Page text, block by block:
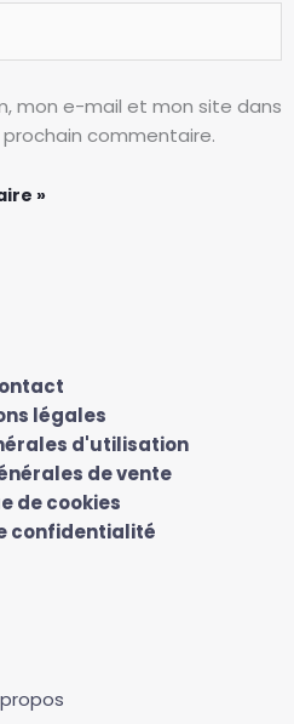
mon e-mail et mon site dans
commentaire.
légales
d'utilisation
de vente
de cookies
confidentialité